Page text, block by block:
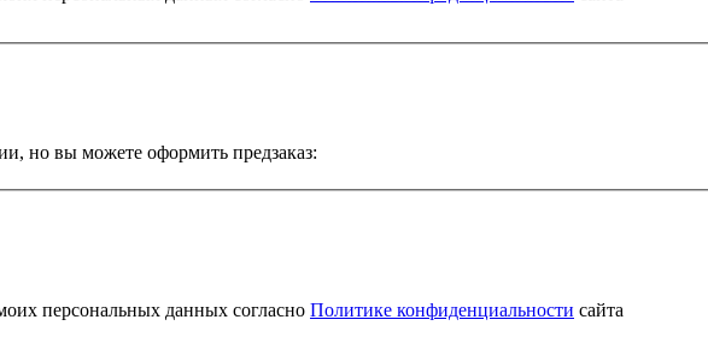
но вы можете оформить предзаказ:
персональных данных согласно Политике конфиденциальности сайта